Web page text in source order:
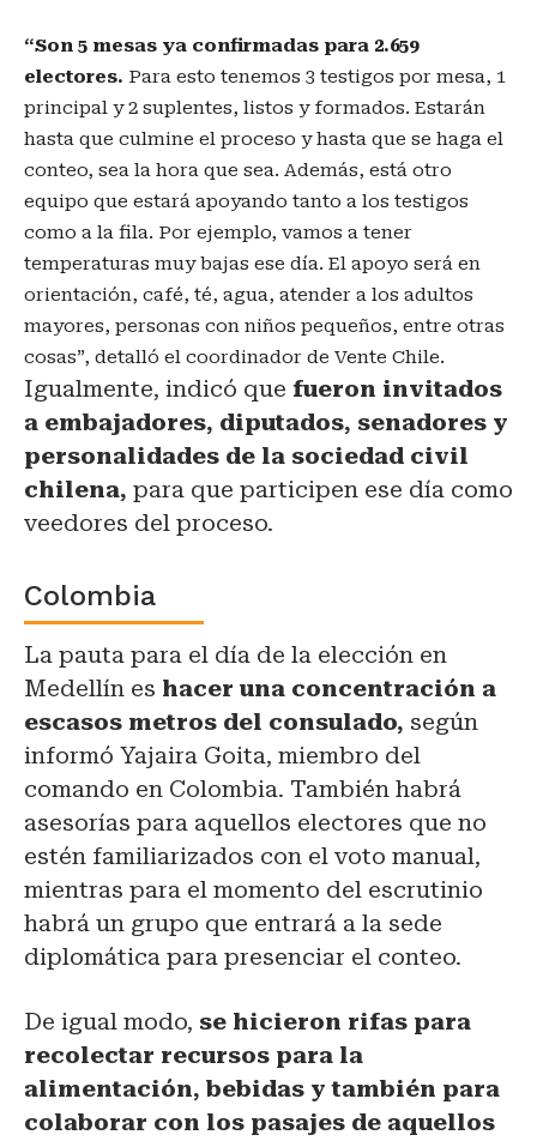
“Son 5 mesas ya confirmadas para 2.659
electores. Para esto tenemos 3 testigos por mesa, 1
principal y 2 suplentes, listos y formados. Estarán
hasta que culmine el proceso y hasta que se haga el
conteo, sea la hora que sea. Además, está otro
equipo que estará apoyando tanto a los testigos
como a la fila. Por ejemplo, vamos a tener
temperaturas muy bajas ese día. El apoyo será en
orientación, café, té, agua, atender a los adultos
mayores, personas con niños pequeños, entre otras
cosas”, detalló el coordinador de Vente Chile.
Igualmente, indicó que fueron invitados
a embajadores, diputados, senadores y
personalidades de la sociedad civil
chilena, para que participen ese día como
veedores del proceso.
Colombia
La pauta para el día de la elección en
Medellín es hacer una concentración a
escasos metros del consulado, según
informó Yajaira Goita, miembro del
comando en Colombia. También habrá
asesorías para aquellos electores que no
estén familiarizados con el voto manual,
mientras para el momento del escrutinio
habrá un grupo que entrará a la sede
diplomática para presenciar el conteo.
De igual modo, se hicieron rifas para
recolectar recursos para la
alimentación, bebidas y también para
colaborar con los pasajes de aquellos